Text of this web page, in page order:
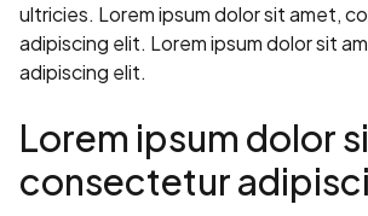
ultricies. Lorem ipsum dolor sit amet,
adipiscing elit. Lorem ipsum dolor sit
adipiscing elit.
Lorem ipsum dolor
consectetur